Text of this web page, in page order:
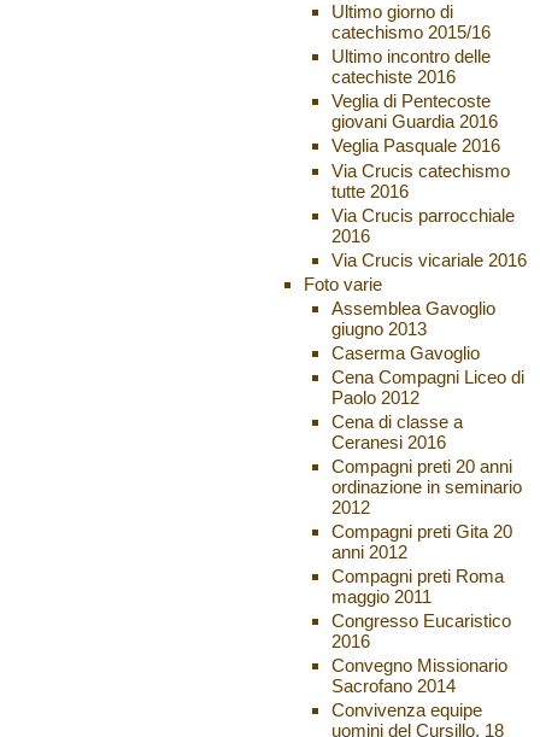
Ultimo giorno di
catechismo 2015/16
Ultimo incontro delle
catechiste 2016
Veglia di Pentecoste
giovani Guardia 2016
Veglia Pasquale 2016
Via Crucis catechismo
tutte 2016
Via Crucis parrocchiale
2016
Via Crucis vicariale 2016
Foto varie
Assemblea Gavoglio
giugno 2013
Caserma Gavoglio
Cena Compagni Liceo di
Paolo 2012
Cena di classe a
Ceranesi 2016
Compagni preti 20 anni
ordinazione in seminario
2012
Compagni preti Gita 20
anni 2012
Compagni preti Roma
maggio 2011
Congresso Eucaristico
2016
Convegno Missionario
Sacrofano 2014
Convivenza equipe
uomini del Cursillo, 18